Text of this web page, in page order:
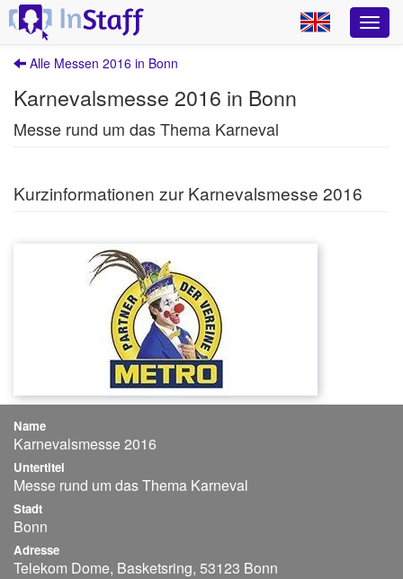
Alle Messen 2016 in Bonn
Karnevalsmesse 2016 in Bonn
Messe rund um das Thema Karneval
Kurzinformationen zur Karnevalsmesse 2016
Name
Karnevalsmesse 2016
Untertitel
Messe rund um das Thema Karneval
Stadt
Bonn
Adresse
Telekom Dome, Basketsring, 53123 Bonn